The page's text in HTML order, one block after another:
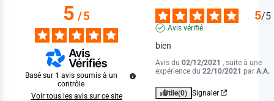
5/5
Basé sur 1 avis soumis à un
contrôle
Voir tous les avis sur ce site
5/5
Avis vérifié
bien
Avis du02/12/2021 , suite à une
expérience du22/10/2021 parA.A.
Utile(0) Signaler